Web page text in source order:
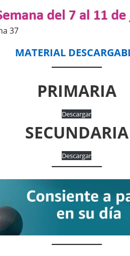
37
MATERIAL
PRIMARIA
Descargar
SECUNDARIA
Descargar